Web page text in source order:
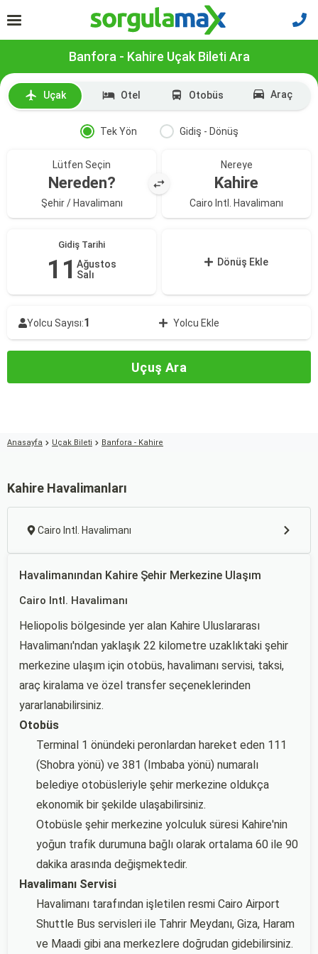
Banfora - Kahire Uçak Bileti Ara
Uçak Otel Otobüs Araç
Tek Yön Gidiş - Dönüş
Lütfen Seçin
Nereden?
Şehir / Havalimanı
Nereye
Kahire
Cairo Intl. Havalimanı
Gidiş Tarihi
11 Ağustos
Salı
Dönüş Ekle
Yolcu Sayısı:1 Yolcu Ekle
Uçuş Ara
Anasayfa Uçak Bileti Banfora - Kahire
Kahire Havalimanları
Cairo Intl. Havalimanı
Havalimanından Kahire Şehir Merkezine Ulaşım
Cairo Intl. Havalimanı
Heliopolis bölgesinde yer alan Kahire Uluslararası
Havalimanı'ndan yaklaşık 22 kilometre uzaklıktaki şehir
merkezine ulaşım için otobüs, havalimanı servisi, taksi,
araç kiralama ve özel transfer seçeneklerinden
yararlanabilirsiniz.
Otobüs
Terminal 1 önündeki peronlardan hareket eden 111
(Shobra yönü) ve 381 (Imbaba yönü) numaralı
belediye otobüsleriyle şehir merkezine oldukça
ekonomik bir şekilde ulaşabilirsiniz.
Otobüsle şehir merkezine yolculuk süresi Kahire'nin
yoğun trafik durumuna bağlı olarak ortalama 60 ile 90
dakika arasında değişmektedir.
Havalimanı Servisi
Havalimanı tarafından işletilen resmi Cairo Airport
Shuttle Bus servisleri ile Tahrir Meydanı, Giza, Haram
ve Maadi gibi ana merkezlere doğrudan gidebilirsiniz.